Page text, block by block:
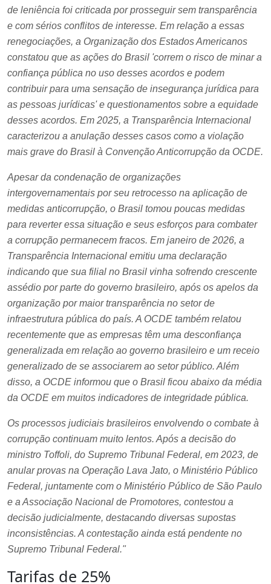
de leniência foi criticada por prosseguir sem transparência
e com sérios conflitos de interesse. Em relação a essas
renegociações, a Organização dos Estados Americanos
constatou que as ações do Brasil 'correm o risco de minar a
confiança pública no uso desses acordos e podem
contribuir para uma sensação de insegurança jurídica para
as pessoas jurídicas' e questionamentos sobre a equidade
desses acordos. Em 2025, a Transparência Internacional
caracterizou a anulação desses casos como a violação
mais grave do Brasil à Convenção Anticorrupção da OCDE.
Apesar da condenação de organizações
intergovernamentais por seu retrocesso na aplicação de
medidas anticorrupção, o Brasil tomou poucas medidas
para reverter essa situação e seus esforços para combater
a corrupção permanecem fracos. Em janeiro de 2026, a
Transparência Internacional emitiu uma declaração
indicando que sua filial no Brasil vinha sofrendo crescente
assédio por parte do governo brasileiro, após os apelos da
organização por maior transparência no setor de
infraestrutura pública do país. A OCDE também relatou
recentemente que as empresas têm uma desconfiança
generalizada em relação ao governo brasileiro e um receio
generalizado de se associarem ao setor público. Além
disso, a OCDE informou que o Brasil ficou abaixo da média
da OCDE em muitos indicadores de integridade pública.
Os processos judiciais brasileiros envolvendo o combate à
corrupção continuam muito lentos. Após a decisão do
ministro Toffoli, do Supremo Tribunal Federal, em 2023, de
anular provas na Operação Lava Jato, o Ministério Público
Federal, juntamente com o Ministério Público de São Paulo
e a Associação Nacional de Promotores, contestou a
decisão judicialmente, destacando diversas supostas
inconsistências. A contestação ainda está pendente no
Supremo Tribunal Federal."
Tarifas de 25%